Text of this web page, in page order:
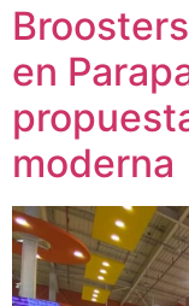
en
moderna